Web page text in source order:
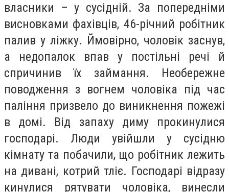
власники – у сусідній. За попередніми
висновками фахівців, 46-річний робітник
палив у ліжку. Ймовірно, чоловік заснув,
а недопалок впав у постільні речі й
спричинив їх займання. Необережне
поводження з вогнем чоловіка під час
паління призвело до виникнення пожежі
в домі. Від запаху диму прокинулися
господарі. Люди увійшли у сусідню
кімнату та побачили, що робітник лежить
на дивані, котрий тліє. Господарі відразу
кинулися рятувати чоловіка, винесли